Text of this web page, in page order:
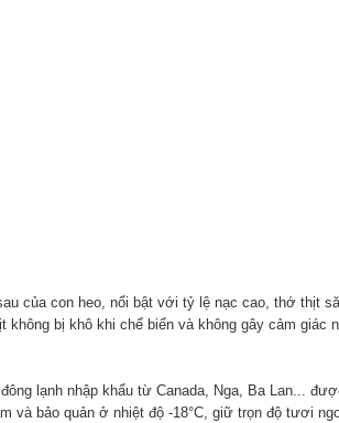
của con heo, nổi bật với tỷ lệ nạc cao, thớ thịt
bị khô khi chế biến và không gây cảm giác
lạnh nhập khẩu từ Canada, Nga, Ba Lan...
và bảo quản ở nhiệt độ -18°C, giữ trọn độ tươi